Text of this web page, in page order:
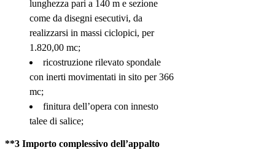
lunghezza pari a 140 m e sezione
come da disegni esecutivi, da
realizzarsi in massi ciclopici, per
1.820,00 mc;
ricostruzione rilevato spondale
con inerti movimentati in sito per 366
mc;
finitura dell’opera con innesto
talee di salice;
**3 Importo complessivo dell’appalto